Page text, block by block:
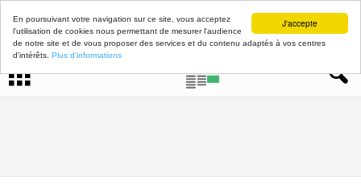
J'accepte
En poursuivant votre navigation sur ce site, vous acceptez
l'utilisation de cookies nous permettant de mesurer l'audience
de notre site et de vous proposer des services et du contenu adaptés à vos centres
d'intérêts. Plus d'informations